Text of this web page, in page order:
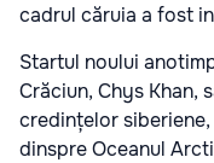
cadrul căruia a fost
Startul noului
Crăciun, Chys Khan,
credințelor
dinspre Oceanul